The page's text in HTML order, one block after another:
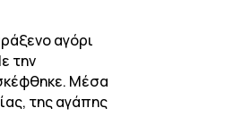
αγόρι
την
Μέσα
της αγάπης